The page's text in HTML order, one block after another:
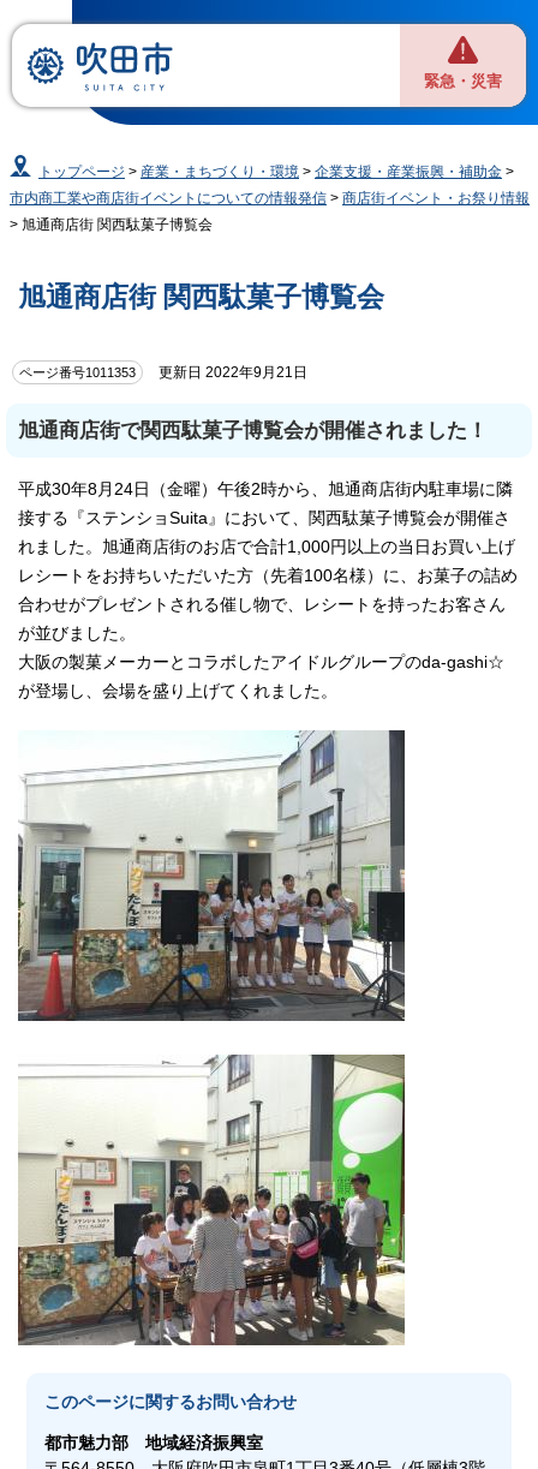
緊急・災害
トップページ > 産業・まちづくり・環境 >企業支援・産業振興・補助金 >
市内商工業や商店街イベントについての情報発信 > 商店街イベント・お祭り情報
> 旭通商店街 関西駄菓子博覧会
旭通商店街 関西駄菓子博覧会
ページ番号1011353 更新日 2022年9月21日
旭通商店街で関西駄菓子博覧会が開催されました！
平成30年8月24日（金曜）午後2時から、旭通商店街内駐車場に隣
接する『ステンショSuita』において、関西駄菓子博覧会が開催さ
れました。旭通商店街のお店で合計1,000円以上の当日お買い上げ
レシートをお持ちいただいた方（先着100名様）に、お菓子の詰め
合わせがプレゼントされる催し物で、レシートを持ったお客さん
が並びました。
大阪の製菓メーカーとコラボしたアイドルグループのda-gashi☆
が登場し、会場を盛り上げてくれました。
このページに関するお問い合わせ
都市魅力部地域経済振興室